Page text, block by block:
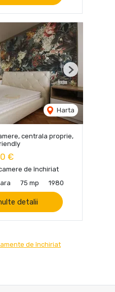
Harta
Next
centrala proprie,
€
de închiriat
75 mp 1980
detalii
de închiriat